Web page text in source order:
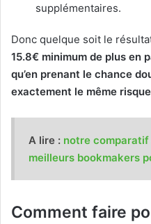
supplémentaires.
Donc quelque soit le
15.8€ minimum de plus en
qu’en prenant le chance
exactement le même
A lire : notre
meilleurs bookmakers
Comment faire